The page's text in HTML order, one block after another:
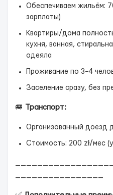
Обеспечиваем жильём:
зарплаты)
Квартиры/дома
кухня, ванная,
одеяла
Проживание по 3–4
Заселение сразу, без
🚐 Транспорт:
Организованный доезд
Стоимость: 200 zł/мес